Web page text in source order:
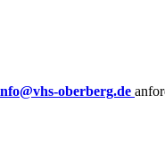
oberberg.de